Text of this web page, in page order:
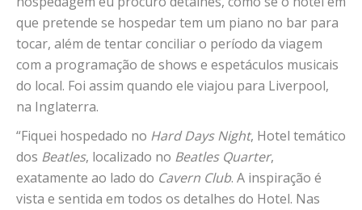
que pretende se hospedar tem um piano no bar para
tocar, além de tentar conciliar o período da viagem
com a programação de shows e espetáculos musicais
do local. Foi assim quando ele viajou para Liverpool,
na Inglaterra.
“Fiquei hospedado no Hard Days Night, Hotel temático
dos Beatles, localizado no Beatles Quarter,
exatamente ao lado do Cavern Club. A inspiração é
vista e sentida em todos os detalhes do Hotel. Nas